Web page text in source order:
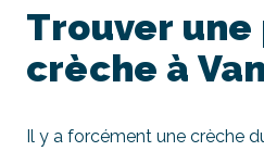
Trouver
crèche à
Il y a forcément une crèche